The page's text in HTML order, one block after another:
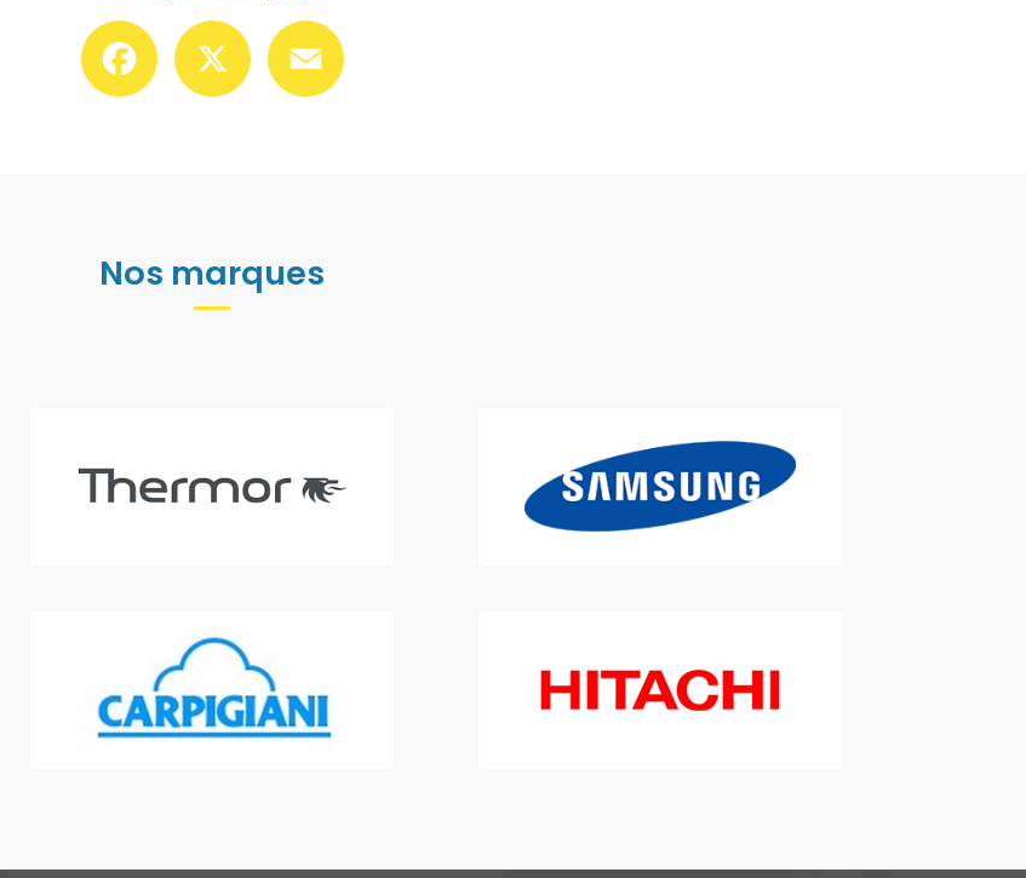
Facebook
Nos marques